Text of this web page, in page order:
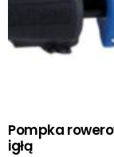
Pompka
igłą